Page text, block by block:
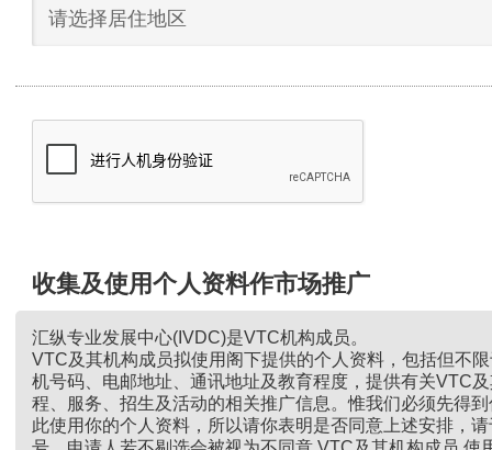
请选择居住地区
收集及使用个人资料作市场推广
汇纵专业发展中心(IVDC)是VTC机构成员。
VTC及其机构成员拟使用阁下提供的个人资料，包括但不
机号码、电邮地址、通讯地址及教育程度，提供有关VTC
程、服务、招生及活动的相关推广信息。惟我们必须先得
此使用你的个人资料，所以请你表明是否同意上述安排，